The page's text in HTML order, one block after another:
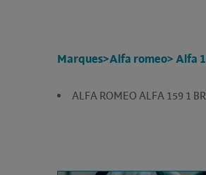
Marques>Alfa romeo> Alfa
ALFA